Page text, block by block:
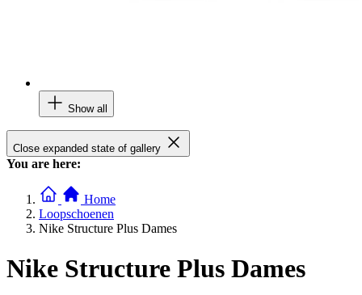
Show all
Close expanded state of gallery
You are here:
Home
Loopschoenen
Nike Structure Plus Dames
Nike Structure Plus Dames